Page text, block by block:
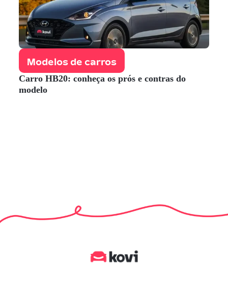
Modelos de carros
Carro HB20: conheça os prós e contras do
modelo